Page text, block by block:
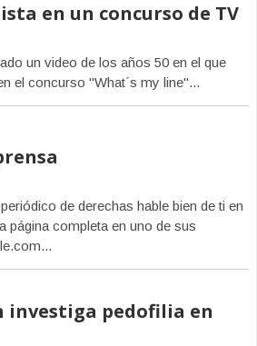
en un concurso de TV
un video de los años 50 en el que
el concurso "What´s my line"...
de derechas hable bien de ti en
página completa en uno de sus
investiga pedofilia en